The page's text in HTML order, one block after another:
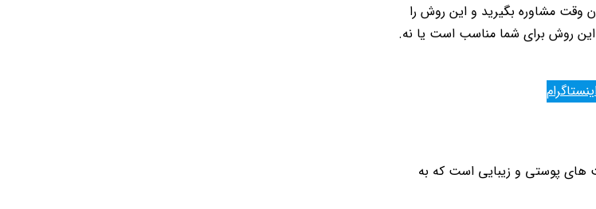
وقت مشاوره بگیرید و این روش را
این روش برای شما مناسب است یا نه.
های پوستی و زیبایی است که به